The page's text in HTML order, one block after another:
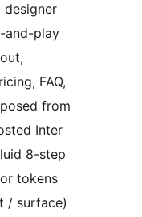
designer
and-play
FAQ,
from
Inter
8-step
tokens
/ surface)